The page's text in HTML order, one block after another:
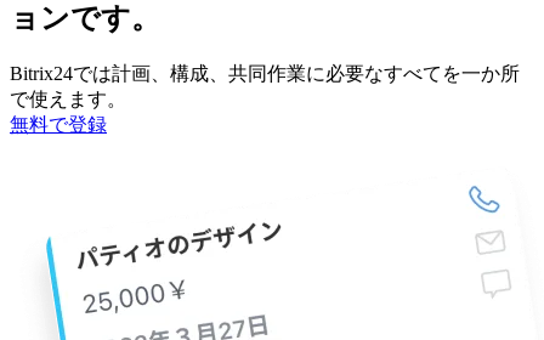
ョンです。
Bitrix24では計画、構成、共同作業に必要なすべてを一か所
で使えます。
無料で登録